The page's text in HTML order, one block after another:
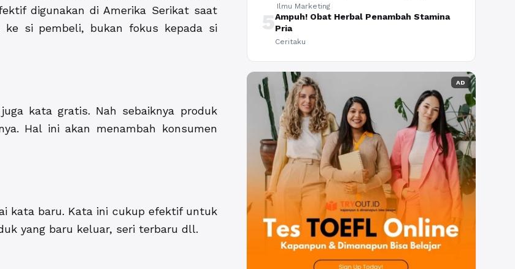
digunakan di Amerika Serikat saat
ke si pembeli, bukan fokus kepada si
kata gratis. Nah sebaiknya produk
Hal ini akan menambah konsumen
kata baru. Kata ini cukup efektif untuk
yang baru keluar, seri terbaru dll.
Ilmu Marketing
5Ampuh! Obat Herbal Penambah Stamina
Pria
Ceritaku
AD